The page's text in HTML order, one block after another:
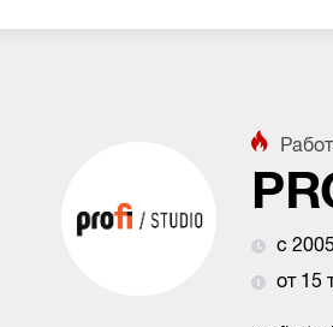
РЕКЛАМА НА ИНТЕРНЕТ-ПЛОЩАДКАХ
с
от 15